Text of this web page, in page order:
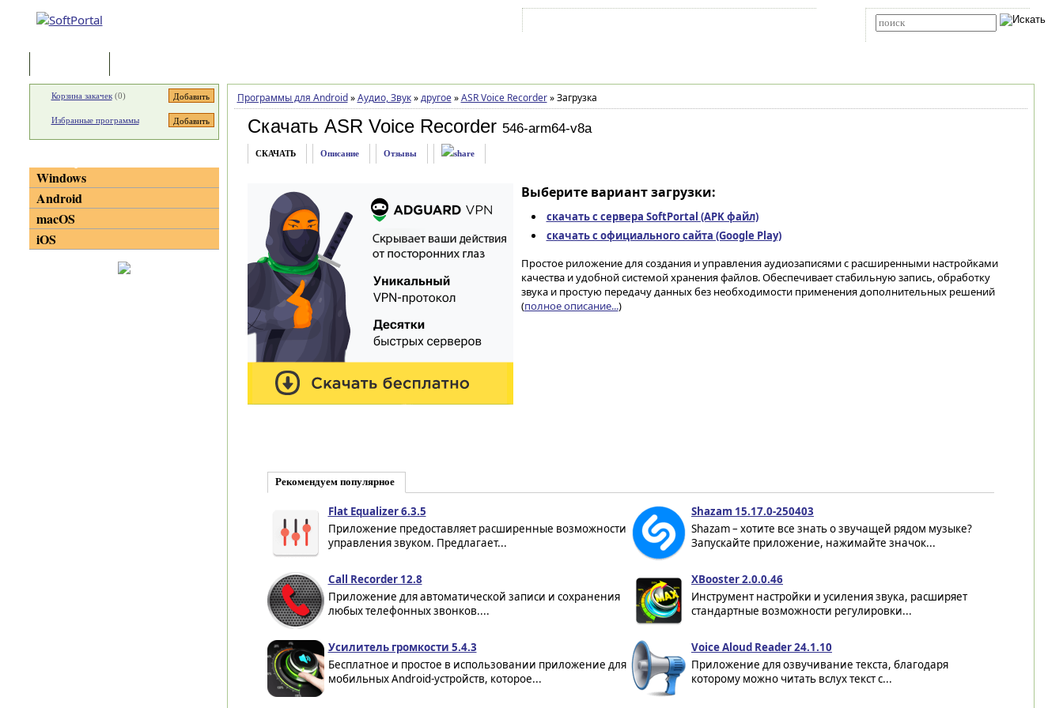
Программы для Android » Аудио, Звук » другое » ASR Voice Recorder »Загрузка
Скачать ASR Voice Recorder 546-arm64-v8a
СКАЧАТЬ Описание Отзывы
Выберите вариант загрузки:
скачать с сервера SoftPortal (APK файл)
скачать с официального сайта (Google Play)
Простое риложение для создания и управления аудиозаписями с расширенными настройками
качества и удобной системой хранения файлов. Обеспечивает стабильную запись, обработку
звука и простую передачу данных без необходимости применения дополнительных решений
(полное описание...)
Рекомендуем популярное
Flat Equalizer 6.3.5
Приложение предоставляет расширенные возможности
управления звуком. Предлагает...
Shazam 15.17.0-250403
Shazam – хотите все знать о звучащей рядом музыке?
Запускайте приложение, нажимайте значок...
Call Recorder 12.8
Приложение для автоматической записи и сохранения
любых телефонных звонков....
XBooster 2.0.0.46
Инструмент настройки и усиления звука, расширяет
стандартные возможности регулировки...
Усилитель громкости 5.4.3
Бесплатное и простое в использовании приложение для
мобильных Android-устройств, которое...
Voice Aloud Reader 24.1.10
Приложение для озвучивание текста, благодаря
которому можно читать вслух текст с...
Корзина закачек(0)
Избранные программы
Windows
Android
macOS
iOS